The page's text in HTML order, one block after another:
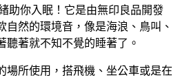
助你入眠！它是由無印良品開發
自然的環境音，像是海浪、鳥叫、
著就不知不覺的睡著了。
場所使用，搭飛機、坐公車或是在